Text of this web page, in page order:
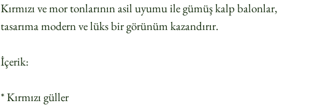
Kırmızı ve mor tonlarının asil uyumu ile gümüş kalp balonlar,
tasarıma modern ve lüks bir görünüm kazandırır.
İçerik:
* Kırmızı güller